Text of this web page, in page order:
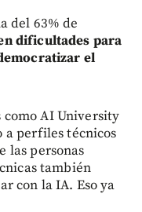
del 63% de
dificultades para
el
como AI University
a perfiles técnicos
las personas
también
con la IA. Eso ya